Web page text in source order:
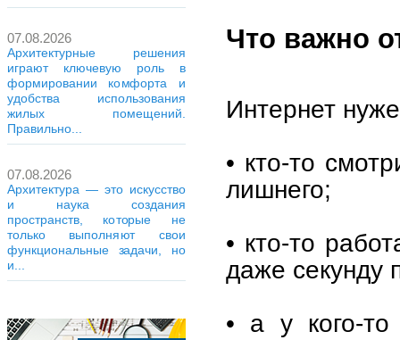
07.08.2026
Архитектурные решения
играют ключевую роль в
формировании комфорта и
удобства использования
жилых помещений.
Правильно...
07.08.2026
Архитектура — это искусство
и наука создания
пространств, которые не
только выполняют свои
функциональные задачи, но
и...
Что важно
Интернет
• кто-то
лишнего;
• кто-то
даже секунду
• а у кого-